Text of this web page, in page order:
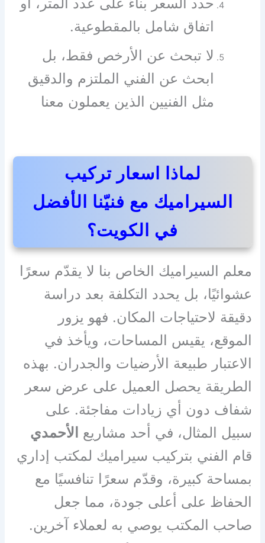
اتفاق شامل بالمقطوعية.
لا تبحث عن الأرخص فقط، بل
ابحث عن الفني الملتزم والدقيق
مثل الفنيين الذين يعملون معنا
لماذا اسعار تركيب
السيراميك مع فنيّنا الأفضل
في الكويت؟
معلم السيراميك الخاص بنا لا يقدّم سعرًا
عشوائيًا، بل يحدد التكلفة بعد دراسة
دقيقة لاحتياجات المكان. فهو يزور
الموقع، يقيس المساحات، ويأخذ في
الاعتبار طبيعة الأرضيات والجدران. بهذه
الطريقة يحصل العميل على عرض سعر
شفاف دون أي زيادات مفاجئة. على
سبيل المثال، في أحد مشاريع الأحمدي
قام الفني بتركيب سيراميك لمكتب إداري
بمساحة كبيرة، وقدّم سعرًا تنافسيًا مع
الحفاظ على أعلى جودة، مما جعل
صاحب المكتب يوصي به لعملاء آخرين.